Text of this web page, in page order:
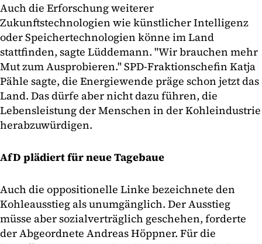
Auch die Erforschung weiterer
Zukunftstechnologien wie künstlicher Intelligenz
oder Speichertechnologien könne im Land
stattfinden, sagte Lüddemann. "Wir brauchen mehr
Mut zum Ausprobieren." SPD-Fraktionschefin Katja
Pähle sagte, die Energiewende präge schon jetzt das
Land. Das dürfe aber nicht dazu führen, die
Lebensleistung der Menschen in der Kohleindustrie
herabzuwürdigen.
AfD plädiert für neue Tagebaue
Auch die oppositionelle Linke bezeichnete den
Kohleausstieg als unumgänglich. Der Ausstieg
müsse aber sozialverträglich geschehen, forderte
der Abgeordnete Andreas Höppner. Für die